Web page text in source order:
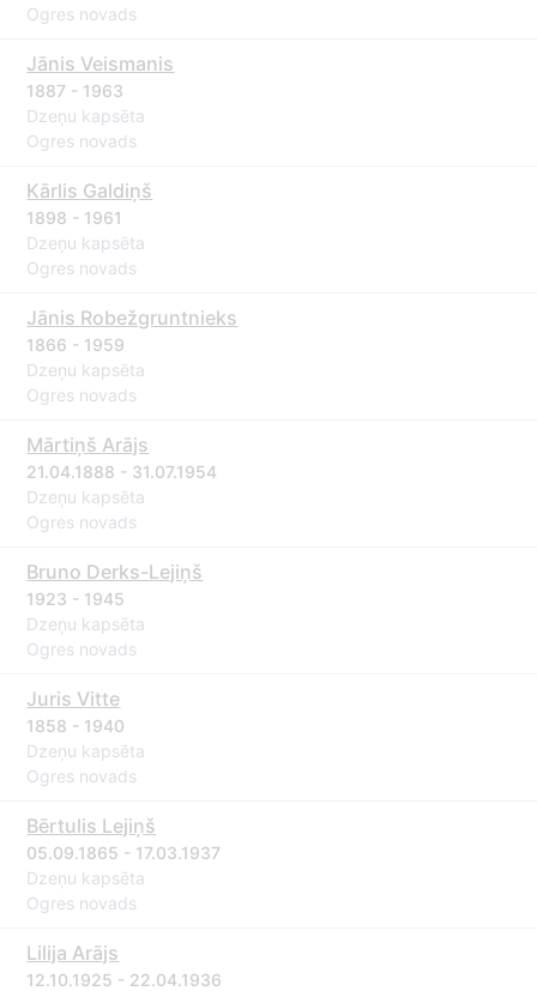
Ogres novads
Jānis Veismanis
1887 - 1963
Dzeņu kapsēta
Ogres novads
Kārlis Galdiņš
1898 - 1961
Dzeņu kapsēta
Ogres novads
Jānis Robežgruntnieks
1866 - 1959
Dzeņu kapsēta
Ogres novads
Mārtiņš Arājs
21.04.1888 - 31.07.1954
Dzeņu kapsēta
Ogres novads
Bruno Derks-Lejiņš
1923 - 1945
Dzeņu kapsēta
Ogres novads
Juris Vitte
1858 - 1940
Dzeņu kapsēta
Ogres novads
Bērtulis Lejiņš
05.09.1865 - 17.03.1937
Dzeņu kapsēta
Ogres novads
Lilija Arājs
12.10.1925 - 22.04.1936